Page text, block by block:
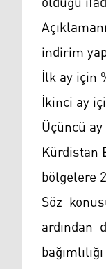
indirim
İlk ay için
İkinci ay
Üçüncü
Kürdistan
bölgelere
Söz